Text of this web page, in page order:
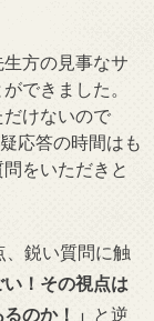
方の見事なサ
できました。
だけないので
応答の時間はも
をいただきと
鋭い質問に触
！その視点は
のか！」 と逆